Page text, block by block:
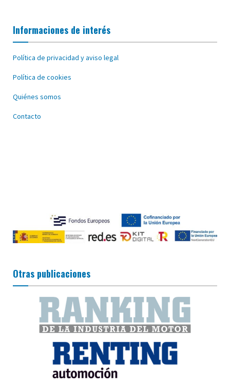
Informaciones de interés
Política de privacidad y aviso legal
Política de cookies
Quiénes somos
Contacto
Otras publicaciones